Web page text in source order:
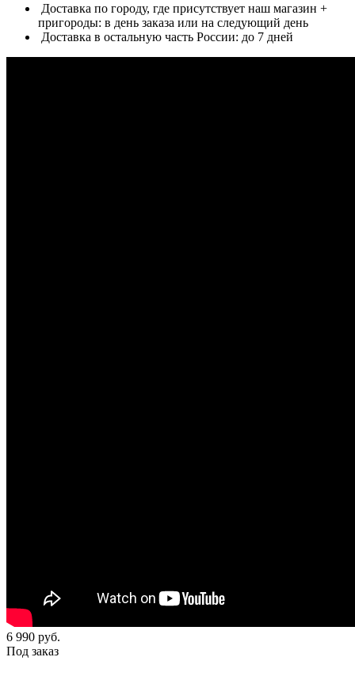
Доставка по городу, где присутствует наш магазин +
пригороды: в день заказа или на следующий день
Доставка в остальную часть России: до 7 дней
6 990 руб.
Под заказ